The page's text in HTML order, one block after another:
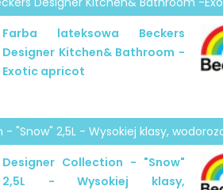
Farba lateksowa Beckers
Designer Kitchen& Bathroom -
Exotic apricot
"Snow" 2,5L - Wysokiej klasy,
Designer Collection - "Snow"
2,5L - Wysokiej klasy,